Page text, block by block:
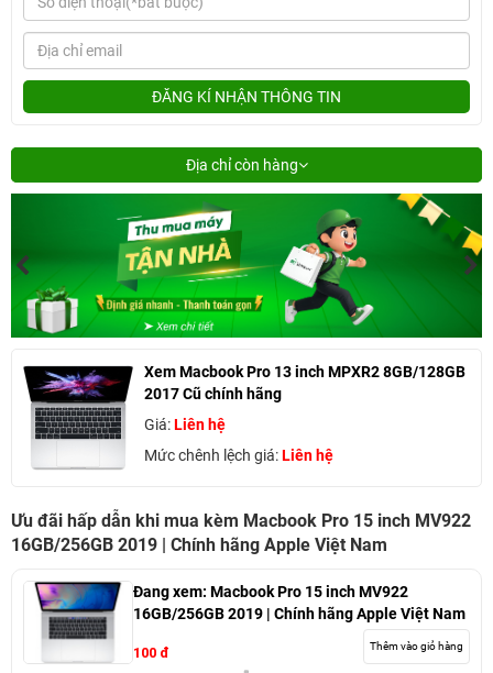
ĐĂNG KÍ NHẬN THÔNG TIN
Địa chỉ còn hàng
Xem Macbook Pro 13 inch MPXR2 8GB/128GB
2017 Cũ chính hãng
Giá:Liên hệ
Mức chênh lệch giá:Liên hệ
Ưu đãi hấp dẫn khi mua kèm Macbook Pro 15 inch MV922
16GB/256GB 2019 | Chính hãng Apple Việt Nam
Đang xem: Macbook Pro 15 inch MV922
16GB/256GB 2019 | Chính hãng Apple Việt Nam
100 đ Thêm vào giỏ hàng